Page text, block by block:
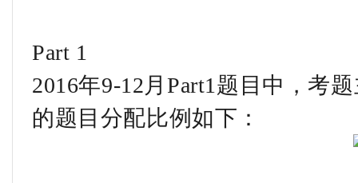
Part 1
2016年9-12月Part1题目中，考
的题目分配比例如下：